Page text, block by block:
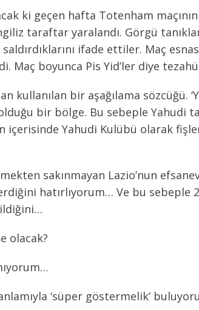
ki geçen hafta Totenham
taraftar yaralandı. Görgü
ifade ettiler. Maç
Maç boyunca Pis Yid’ler diye
kullanılan bir aşağılama sözcüğü.
bir bölge. Bu sebeple Yahudi
Yahudi Kulübü olarak
sakınmayan Lazio’nun
hatırlıyorum… Ve bu sebeple
olacak?
‘süper göstermelik’